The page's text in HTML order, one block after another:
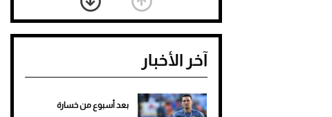
نرى المستقبل من خلال
تصميماتنا.. كيف حجزت 1886
تمنحك فخامة استثنائية
آخر الأخبار
بعد أسبوع من خسارة